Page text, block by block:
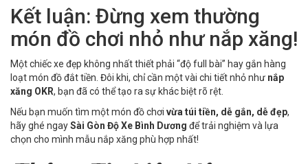
Kết luận: Đừng xem thường
món đồ chơi nhỏ như nắp xăng!
Một chiếc xe đẹp không nhất thiết phải “độ full bài” hay gắn hàng
loạt món đồ đắt tiền. Đôi khi, chỉ cần một vài chi tiết nhỏ như nắp
xăng OKR, bạn đã có thể tạo ra sự khác biệt rõ rệt.
Nếu bạn muốn tìm một món đồ chơi vừa túi tiền, dễ gắn, dễ đẹp,
hãy ghé ngaySài Gòn Độ Xe Bình Dương để trải nghiệm và lựa
chọn cho mình mẫu nắp xăng phù hợp nhất!